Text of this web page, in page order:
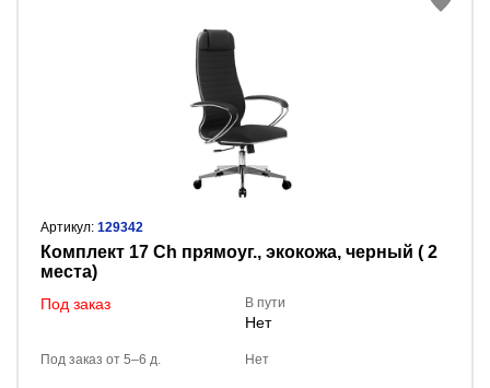
Артикул: 129342
Комплект 17 Ch прямоуг., экокожа, черный ( 2
места)
Под заказ В пути
Нет
Под заказ от 5–6 д. Нет